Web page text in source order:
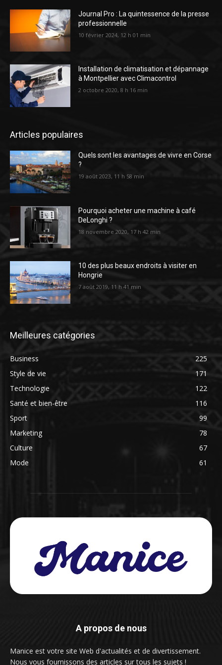
Journal Pro : La quintessence de la presse
professionnelle
10 février 2024, 12 h 01 min
Installation de climatisation et dépannage
à Montpellier avec Climacontrol
2 octobre 2020, 8 h 16 min
Articles populaires
Quels sont les avantages de vivre en Corse
?
19 août 2023, 11 h 58 min
Pourquoi acheter une machine à café
DeLonghi ?
18 novembre 2020, 17 h 42 min
10 des plus beaux endroits à visiter en
Hongrie
7 août 2019, 11 h 41 min
Meilleures catégories
Business
225
Style de vie
171
Technologie
122
Santé et bien-être
116
Sport
99
Marketing
78
Culture
67
Mode
61
A propos de nous
Manice est votre site Web d'actualités et de divertissement.
Nous vous fournissons des articles sur tous les sujets !